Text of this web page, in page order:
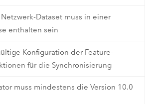
Dataset muss in einer
enthalten sein
Konfiguration der Feature-
für die Synchronisierung
muss mindestens die Version 10.0